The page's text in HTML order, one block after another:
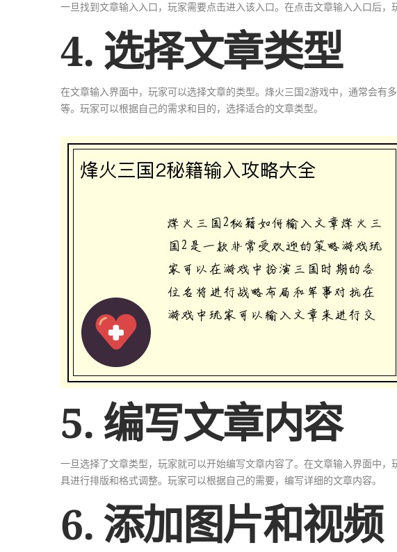
一旦找到文章输入入口，玩家需要点击进入该入口。在点击文章输入入口后，
4. 选择文章类型
在文章输入界面中，玩家可以选择文章的类型。烽火三国2游戏中，通常会有
等。玩家可以根据自己的需求和目的，选择适合的文章类型。
5. 编写文章内容
一旦选择了文章类型，玩家就可以开始编写文章内容了。在文章输入界面中
具进行排版和格式调整。玩家可以根据自己的需要，编写详细的文章内容。
6. 添加图片和视频